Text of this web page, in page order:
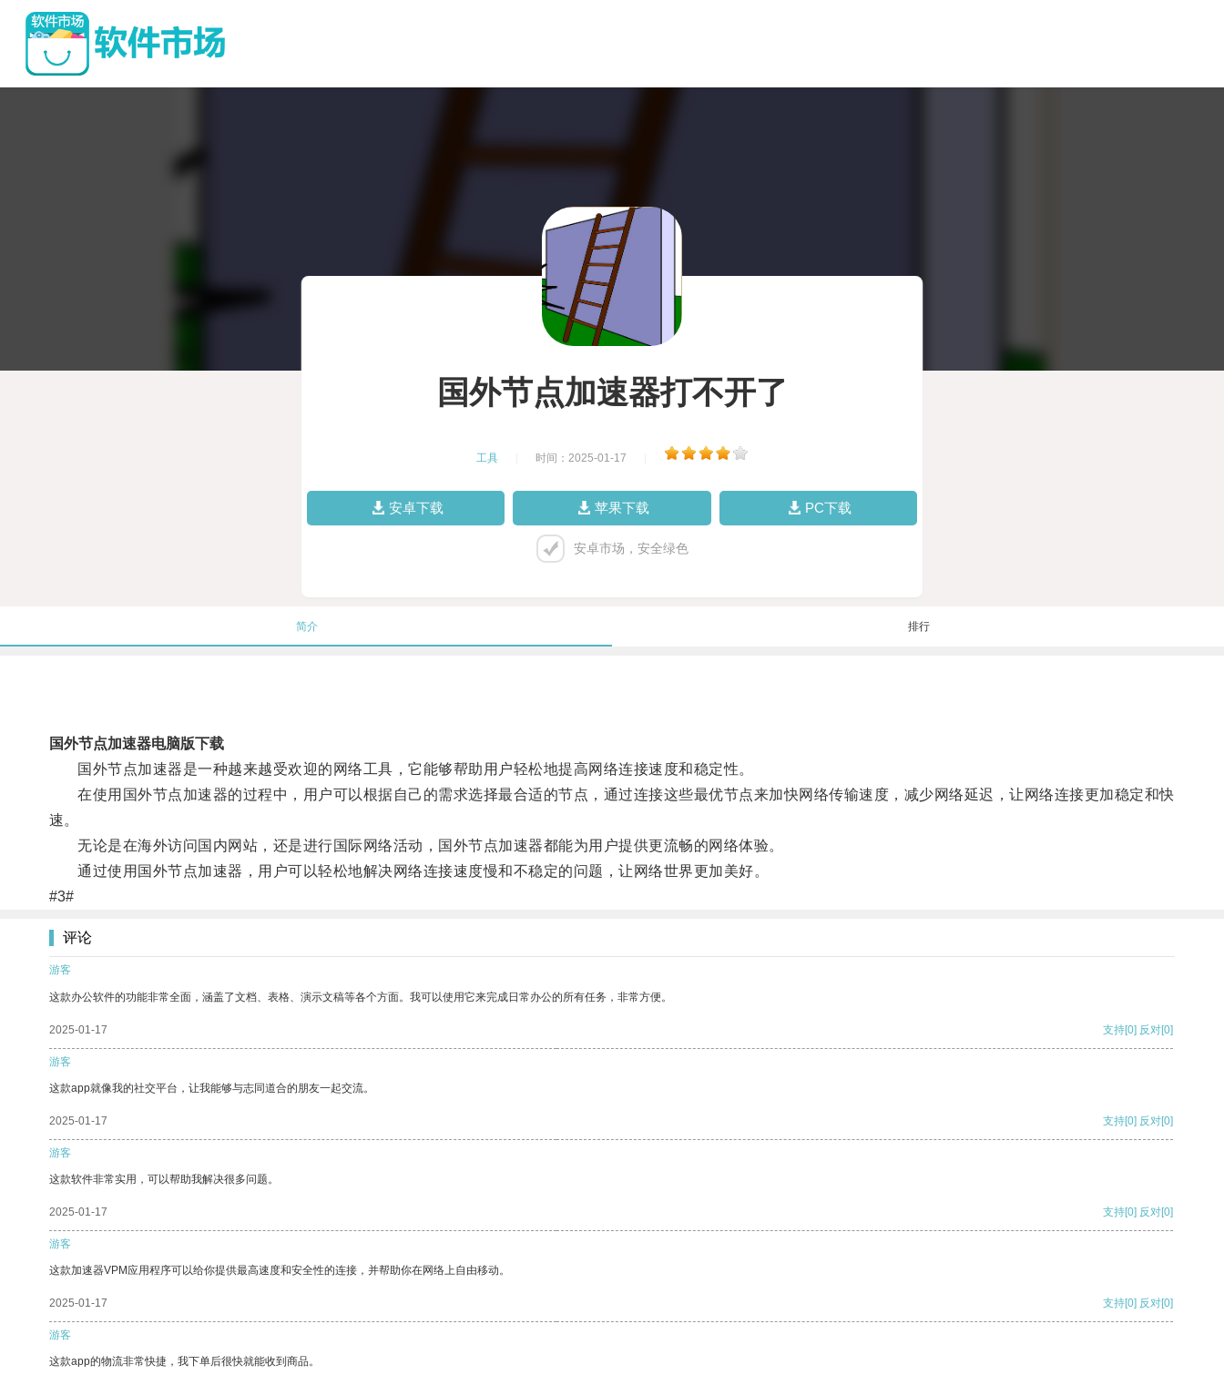
国外节点加速器打不开了
工具 时间：2025-01-17
安卓下载 苹果下载 PC下载
安卓市场，安全绿色
简介 排行
国外节点加速器电脑版下载
国外节点加速器是一种越来越受欢迎的网络工具，它能够帮助用户轻松地提高网络连接速度和稳定性。
在使用国外节点加速器的过程中，用户可以根据自己的需求选择最合适的节点，通过连接这些最优节点来加快网络传输速度，减少网络延迟，让网络连接更加稳定和快
速。
无论是在海外访问国内网站，还是进行国际网络活动，国外节点加速器都能为用户提供更流畅的网络体验。
通过使用国外节点加速器，用户可以轻松地解决网络连接速度慢和不稳定的问题，让网络世界更加美好。
#3#
评论
游客
这款办公软件的功能非常全面，涵盖了文档、表格、演示文稿等各个方面。我可以使用它来完成日常办公的所有任务，非常方便。
2025-01-17 支持[0] 反对[0]
游客
这款app就像我的社交平台，让我能够与志同道合的朋友一起交流。
2025-01-17 支持[0] 反对[0]
游客
这款软件非常实用，可以帮助我解决很多问题。
2025-01-17 支持[0] 反对[0]
游客
这款加速器VPM应用程序可以给你提供最高速度和安全性的连接，并帮助你在网络上自由移动。
2025-01-17 支持[0] 反对[0]
游客
这款app的物流非常快捷，我下单后很快就能收到商品。